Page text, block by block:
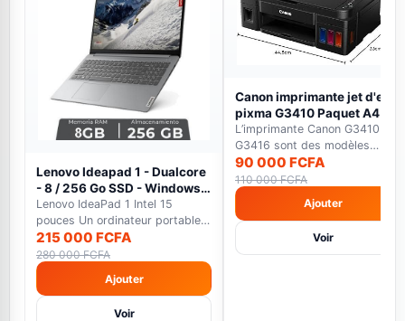
Lenovo Ideapad 1 - Dualcore
- 8 / 256 Go SSD - Windows
11 - gris - Garantie 12 Mois
Lenovo IdeaPad 1 Intel 15
pouces Un ordinateur portable
polyvalent avec éc...
215 000 FCFA
280 000 FCFA
Ajouter
Voir
Canon imprimante jet
pixma G3410 Paquet A4 -
WiFi -12000 pages en Noir
7000 pages en couleur noir
L’imprimante Canon G3410 et
G3416 sont des modèles
multifonctions qui font...
90 000 FCFA
110 000 FCFA
Ajouter
Voir